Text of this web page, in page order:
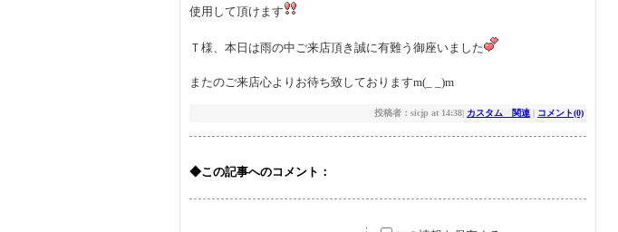
使用して頂けます
Ｔ様、本日は雨の中ご来店頂き誠に有難う御座いました
またのご来店心よりお待ち致しておりますm(_ _)m
投稿者：sicjp at 14:38| カスタム 関連 | コメント(0)
◆この記事へのコメント：